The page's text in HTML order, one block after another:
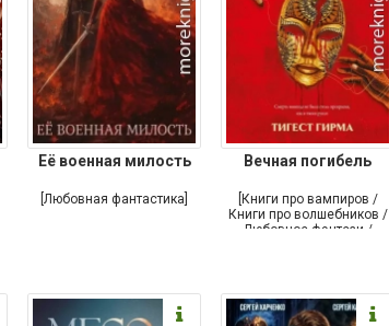
Её военная милость
[Любовная фантастика]
Вечная погибель
[Книги про вампиров /
Книги про волшебников /
Любовное фэнтези /